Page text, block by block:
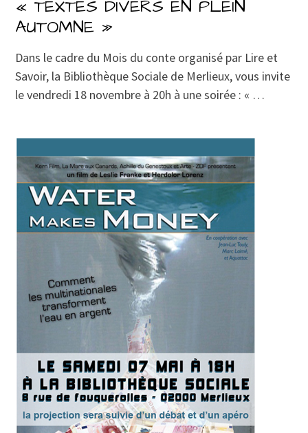
« TEXTES DIVERS EN PLEIN
AUTOMNE »
Dans le cadre du Mois du conte organisé par Lire et
Savoir, la Bibliothèque Sociale de Merlieux, vous invite
le vendredi 18 novembre à 20h à une soirée : « …